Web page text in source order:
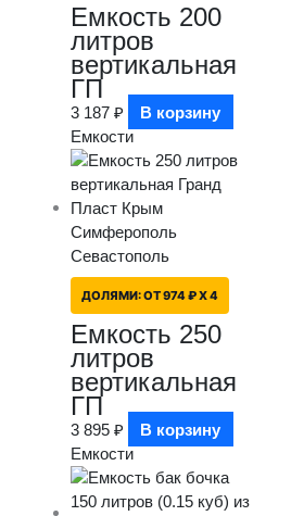
Емкость 200
литров
вертикальная
ГП
3 187 ₽
В корзину
Емкости
ДОЛЯМИ:ОТ 974 ₽ X 4
Емкость 250
литров
вертикальная
ГП
3 895 ₽
В корзину
Емкости